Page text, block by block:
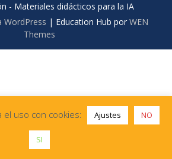
- Materiales didácticos para la IA
WordPress | Education Hub por WEN
Themes
el uso con cookies: Ajustes NO
SI